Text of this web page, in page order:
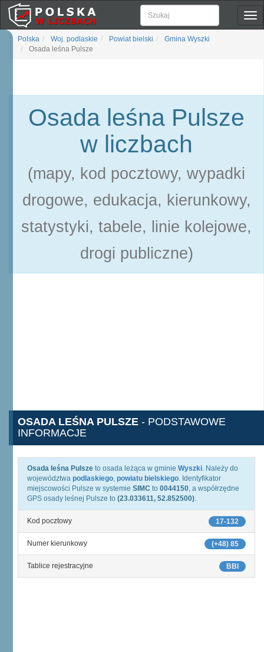
Polska Woj. podlaskie Powiat bielski
Gmina Wyszki
Osada leśna Pulsze
Osada leśna Pulsze
w liczbach
(mapy, kod pocztowy, wypadki
drogowe, edukacja, kierunkowy,
statystyki, tabele, linie kolejowe,
drogi publiczne)
OSADA LEŚNA PULSZE - PODSTAWOWE
INFORMACJE
Osada leśna Pulsze to osada leżąca w gminie Wyszki. Należy do
województwa podlaskiego, powiatu bielskiego. Identyfikator
miejscowości Pulsze w systemie SIMC to 0044150, a współrzędne
GPS osady leśnej Pulsze to (23.033611, 52.852500).
17-132
Kod pocztowy
(+48) 85
Numer kierunkowy
BBI
Tablice rejestracyjne